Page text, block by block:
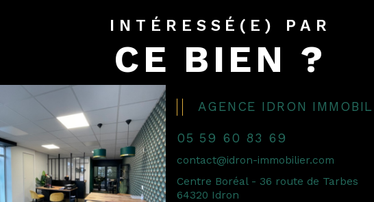
INTÉRESSÉ(E) PAR
CE BIEN ?
AGENCE IDRON
05 59 60 83 69
contact@idron-immobilier.com
Centre Boréal - 36 route de Tarbes
64320 Idron